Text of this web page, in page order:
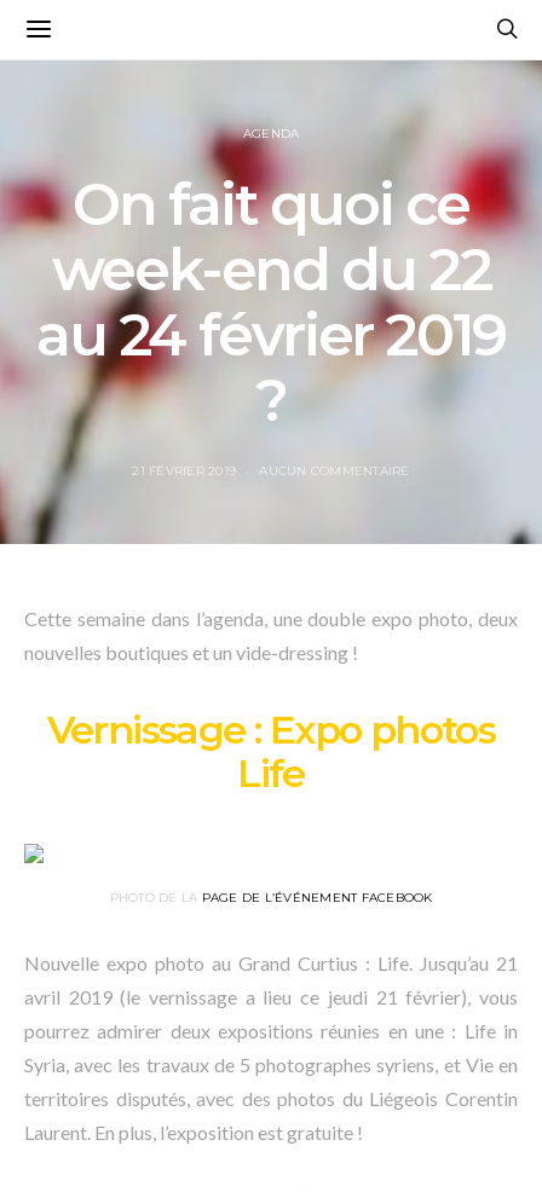
AGENDA
On fait quoi ce
week-end du 22
au 24 février 2019
?
21 FÉVRIER 2019 AUCUN COMMENTAIRE
Cette semaine dans l’agenda, une double expo photo, deux
nouvelles boutiques et un vide-dressing !
Vernissage : Expo photos
Life
PHOTO DE LA PAGE DE L’ÉVÉNEMENT FACEBOOK
Nouvelle expo photo au Grand Curtius : Life. Jusqu’au 21
avril 2019 (le vernissage a lieu ce jeudi 21 février), vous
pourrez admirer deux expositions réunies en une : Life in
Syria, avec les travaux de 5 photographes syriens, et Vie en
territoires disputés, avec des photos du Liégeois Corentin
Laurent. En plus, l’exposition est gratuite !